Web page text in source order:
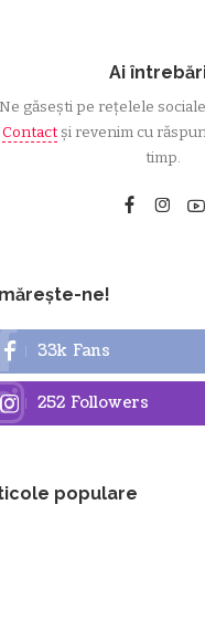
Ai
Ne găsești pe rețelele
Contactși revenim cu
timp.
ne!
33k Fans
252 Followers
populare